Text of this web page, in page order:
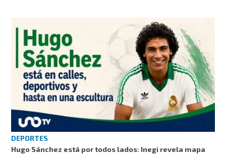
DEPORTES
Hugo Sánchez está por todos lados: Inegi revela mapa